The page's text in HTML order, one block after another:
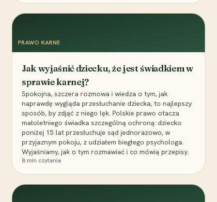
PRAWO KARNE
Jak wyjaśnić dziecku, że jest świadkiem w
sprawie karnej?
Spokojna, szczera rozmowa i wiedza o tym, jak
naprawdę wygląda przesłuchanie dziecka, to najlepszy
sposób, by zdjąć z niego lęk. Polskie prawo otacza
małoletniego świadka szczególną ochroną: dziecko
poniżej 15 lat przesłuchuje sąd jednorazowo, w
przyjaznym pokoju, z udziałem biegłego psychologa.
Wyjaśniamy, jak o tym rozmawiać i co mówią przepisy.
8 min czytania